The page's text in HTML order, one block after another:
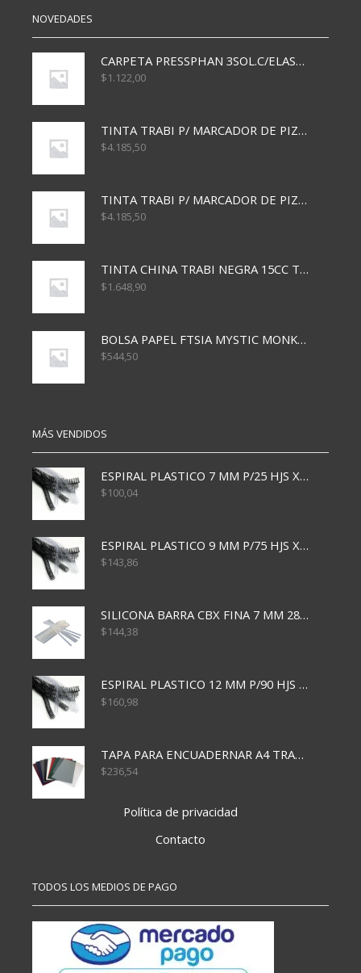
NOVEDADES
CARPETA PRESSPHAN 3SOL.C/ELAST MARRON A4 P01A
$1.122,00
TINTA TRABI P/ MARCADOR DE PIZARRA x30ml AZUL
$4.185,50
TINTA TRABI P/ MARCADOR DE PIZARRA x30ml ROJO
$4.185,50
TINTA CHINA TRABI NEGRA 15CC TR3460
$1.648,90
BOLSA PAPEL FTSIA MYSTIC MONKEY 14/08/20
$544,50
MÁS VENDIDOS
ESPIRAL PLASTICO 7 MM P/25 HJS X50x3000
$100,04
ESPIRAL PLASTICO 9 MM P/75 HJS X50X2400
$143,86
SILICONA BARRA CBX FINA 7 MM 28 CM
$144,38
ESPIRAL PLASTICO 12 MM P/90 HJS X50X1500
$160,98
TAPA PARA ENCUADERNAR A4 TRANSP x50x500
$236,54
Política de privacidad
Contacto
TODOS LOS MEDIOS DE PAGO